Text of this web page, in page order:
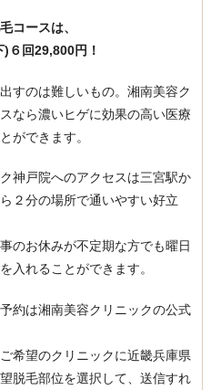
コースは、
６回29,800円！
すのは難しいもの。湘南美容ク
なら濃いヒゲに効果の高い医療
ができます。
神戸院へのアクセスは三宮駅か
２分の場所で通いやすい好立
のお休みが不定期な方でも曜日
入れることができます。
約は湘南美容クリニックの公式
希望のクリニックに近畿兵庫県
脱毛部位を選択して、送信すれ